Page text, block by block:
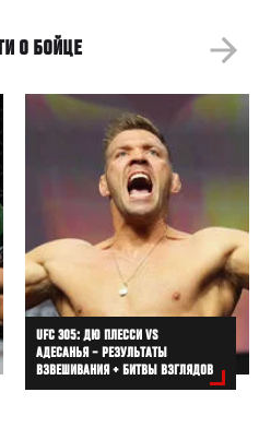
О БОЙЦЕ
UFC 305: ДЮ ПЛЕССИ VS
АДЕСАНЬЯ – РЕЗУЛЬТАТЫ
ВЗВЕШИВАНИЯ + БИТВЫ ВЗГЛЯДОВ